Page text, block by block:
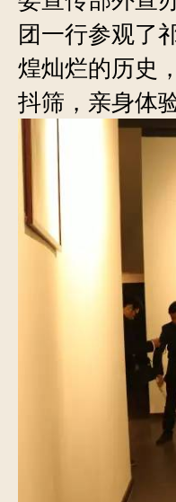
团一行参观了
煌灿烂的历史
抖筛，亲身体